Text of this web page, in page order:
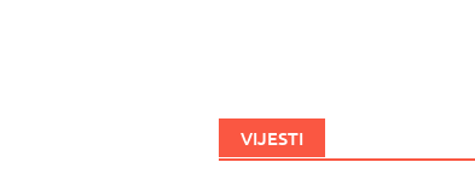
VIJESTI